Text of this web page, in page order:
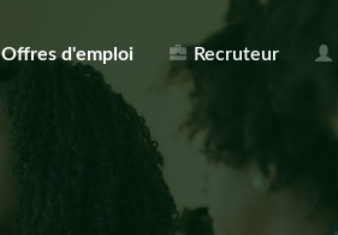
Offres d'emploi Recruteur